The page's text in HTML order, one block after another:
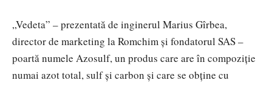
„Vedeta” – prezentată de inginerul Marius Gîrbea,
director de marketing la Romchim și fondatorul SAS –
poartă numele Azosulf, un produs care are în compoziție
numai azot total, sulf și carbon și care se obține cu